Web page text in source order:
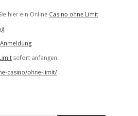
hier ein Online Casino ohne Limit
sofort anfangen.
casino/ohne-limit/